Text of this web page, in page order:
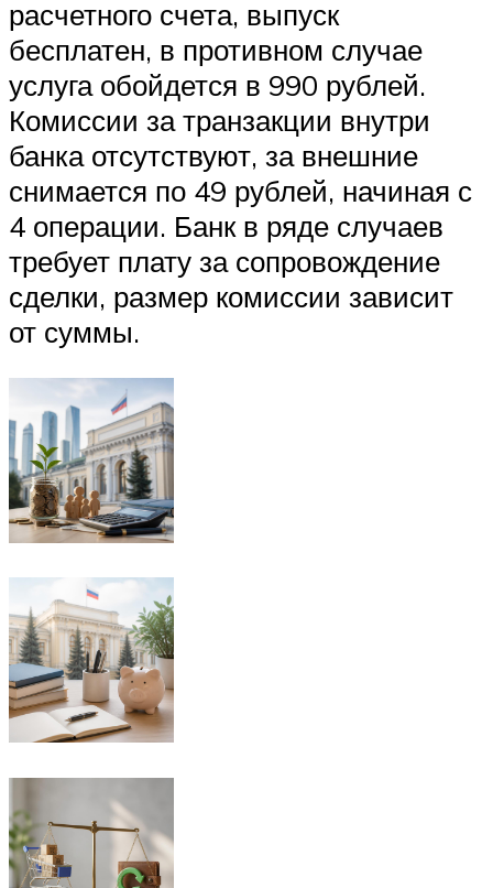
расчетного счета, выпуск
бесплатен, в противном случае
услуга обойдется в 990 рублей.
Комиссии за транзакции внутри
банка отсутствуют, за внешние
снимается по 49 рублей, начиная с
4 операции. Банк в ряде случаев
требует плату за сопровождение
сделки, размер комиссии зависит
от суммы.